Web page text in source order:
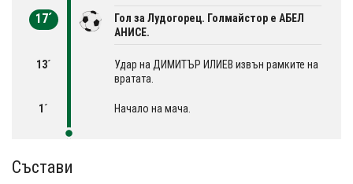
17´
Гол за Лудогорец. Голмайстор е АБЕЛ
АНИСЕ.
13´
Удар на ДИМИТЪР ИЛИЕВ извън рамките на
вратата.
1´ Начало на мача.
Състави